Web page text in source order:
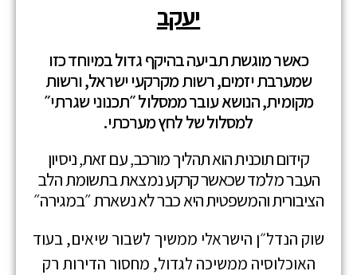
יעקב
כאשר מוגשת תביעה בהיקף גדול במיוחד כזו
שמערבת יזמים, רשות מקרקעי ישראל, ורשות
מקומית, הנושא עובר ממסלול ״תכנוני שגרתי״
למסלול של לחץ מערכתי.
קידום תוכנית הוא תהליך מורכב, עם זאת, ניסיון
העבר מלמד שכאשר קרקע נמצאת בתשומת הלב
הציבורית והמשפטית היא כבר לא נשארת ״במגירה״
שוק הנדל״ן הישראלי ממשיך לשבור שיאים, בעוד
האוכלוסיה ממשיכה לגדול, מחסור הדירות רק